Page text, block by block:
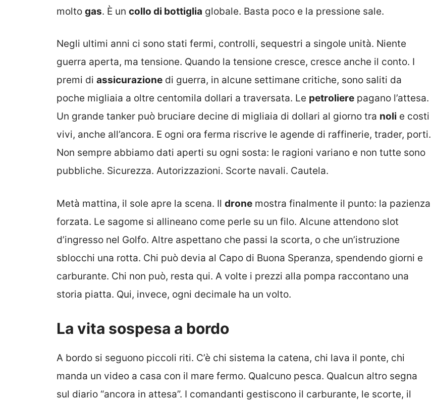
molto gas. È un collo di bottiglia globale. Basta poco e la pressione sale.
Negli ultimi anni ci sono stati fermi, controlli, sequestri a singole unità. Niente
guerra aperta, ma tensione. Quando la tensione cresce, cresce anche il conto. I
premi di assicurazione di guerra, in alcune settimane critiche, sono saliti da
poche migliaia a oltre centomila dollari a traversata. Le petroliere pagano l’attesa.
Un grande tanker può bruciare decine di migliaia di dollari al giorno tra noli e costi
vivi, anche all’ancora. E ogni ora ferma riscrive le agende di raffinerie, trader, porti.
Non sempre abbiamo dati aperti su ogni sosta: le ragioni variano e non tutte sono
pubbliche. Sicurezza. Autorizzazioni. Scorte navali. Cautela.
Metà mattina, il sole apre la scena. Il drone mostra finalmente il punto: la pazienza
forzata. Le sagome si allineano come perle su un filo. Alcune attendono slot
d’ingresso nel Golfo. Altre aspettano che passi la scorta, o che un’istruzione
sblocchi una rotta. Chi può devia al Capo di Buona Speranza, spendendo giorni e
carburante. Chi non può, resta qui. A volte i prezzi alla pompa raccontano una
storia piatta. Qui, invece, ogni decimale ha un volto.
La vita sospesa a bordo
A bordo si seguono piccoli riti. C’è chi sistema la catena, chi lava il ponte, chi
manda un video a casa con il mare fermo. Qualcuno pesca. Qualcun altro segna
sul diario “ancora in attesa”. I comandanti gestiscono il carburante, le scorte, il